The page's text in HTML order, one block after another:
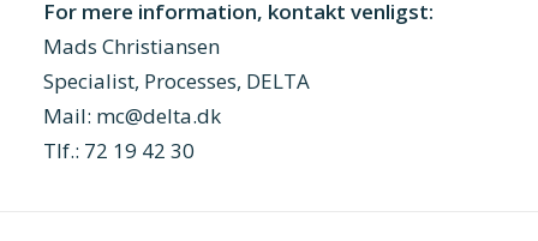
For mere information, kontakt venligst:
Mads Christiansen
Specialist, Processes, DELTA
Mail: mc@delta.dk
Tlf.: 72 19 42 30